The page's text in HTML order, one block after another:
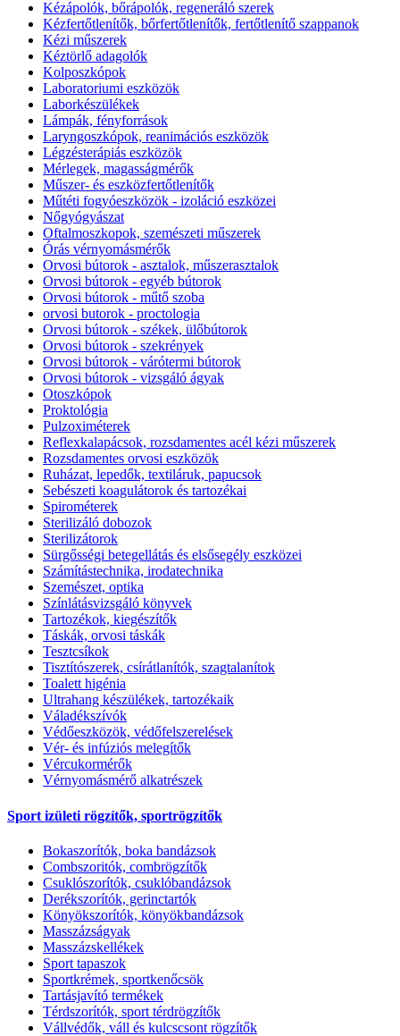
Kézápolók, bőrápolók, regeneráló szerek
Kézfertőtlenítők, bőrfertőtlenítők, fertőtlenítő szappanok
Kézi műszerek
Kéztörlő adagolók
Kolposzkópok
Laboratoriumi eszközök
Laborkészülékek
Lámpák, fényforrások
Laryngoszkópok, reanimációs eszközök
Légzésterápiás eszközök
Mérlegek, magasságmérők
Műszer- és eszközfertőtlenítők
Műtéti fogyóeszközök - izoláció eszközei
Nőgyógyászat
Oftalmoszkopok, szemészeti műszerek
Órás vérnyomásmérők
Orvosi bútorok - asztalok, műszerasztalok
Orvosi bútorok - egyéb bútorok
Orvosi bútorok - műtő szoba
orvosi butorok - proctologia
Orvosi bútorok - székek, ülőbútorok
Orvosi bútorok - szekrények
Orvosi bútorok - várótermi bútorok
Orvosi bútorok - vizsgáló ágyak
Otoszkópok
Proktológia
Pulzoximéterek
Reflexkalapácsok, rozsdamentes acél kézi műszerek
Rozsdamentes orvosi eszközök
Ruházat, lepedők, textiláruk, papucsok
Sebészeti koagulátorok és tartozékai
Spirométerek
Sterilizáló dobozok
Sterilizátorok
Sürgősségi betegellátás és elsősegély eszközei
Számítástechnika, irodatechnika
Szemészet, optika
Színlátásvizsgáló könyvek
Tartozékok, kiegészítők
Táskák, orvosi táskák
Tesztcsíkok
Tisztítószerek, csírátlanítók, szagtalanítok
Toalett higénia
Ultrahang készülékek, tartozékaik
Váladékszívók
Védőeszközök, védőfelszerelések
Vér- és infúziós melegítők
Vércukormérők
Vérnyomásmérő alkatrészek
Sport izületi rögzítők, sportrögzítők
Bokaszorítók, boka bandázsok
Combszoritók, combrögzítők
Csuklószorítók, csuklóbandázsok
Derékszorítók, gerinctartók
Könyökszorítók, könyökbandázsok
Masszázságyak
Masszázskellékek
Sport tapaszok
Sportkrémek, sportkenőcsök
Tartásjavító termékek
Térdszorítók, sport térdrögzítők
Vállvédők, váll és kulcscsont rögzítők